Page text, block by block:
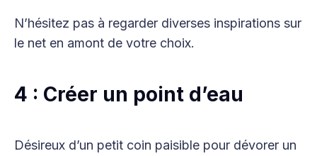
N’hésitez pas à regarder diverses inspirations sur
le net en amont de votre choix.
4 : Créer un point d’eau
Désireux d’un petit coin paisible pour dévorer un